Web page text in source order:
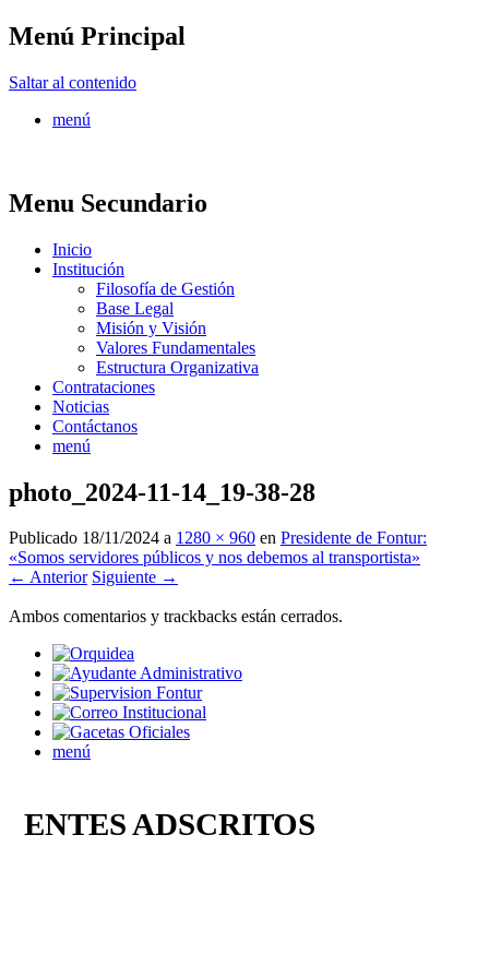
Menú Principal
Saltar al contenido
menú
Menu Secundario
Inicio
Institución
Filosofía de Gestión
Base Legal
Misión y Visión
Valores Fundamentales
Estructura Organizativa
Contrataciones
Noticias
Contáctanos
menú
photo_2024-11-14_19-38-28
Publicado 18/11/2024 a 1280 × 960 en Presidente de Fontur:
«Somos servidores públicos y nos debemos al transportista»
← Anterior Siguiente →
Ambos comentarios y trackbacks están cerrados.
menú
ENTES ADSCRITOS